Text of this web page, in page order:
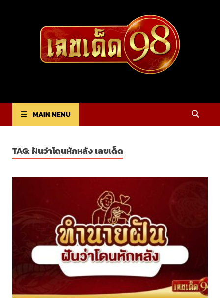
lekded98
MAIN MENU
TAG:ฝันว่าโดนหักหลัง เลขเด็ด